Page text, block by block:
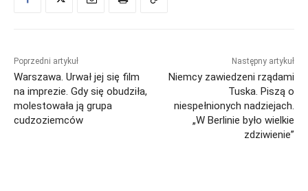
Poprzedni artykuł
Warszawa. Urwał jej się film
na imprezie. Gdy się obudziła,
molestowała ją grupa
cudzoziemców
Następny artykuł
Niemcy zawiedzeni rządami
Tuska. Piszą o
niespełnionych nadziejach.
„W Berlinie było wielkie
zdziwienie”